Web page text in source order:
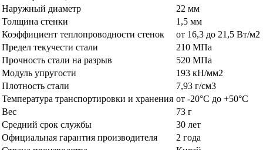
Наружный диаметр
22 мм
Толщина стенки
1,5 мм
Коэффициент теплопроводности стенок
от 16,3 до 21,5 Вт/м2
Предел текучести стали
210 МПа
Прочность стали на разрыв
520 МПа
Модуль упругости
193 кН/мм2
Плотность стали
7,93 г/см3
Температура транспортировки и хранения от -20°C до +50°C
Вес
73 г
Средний срок службы
30 лет
Официальная гарантия производителя
2 года